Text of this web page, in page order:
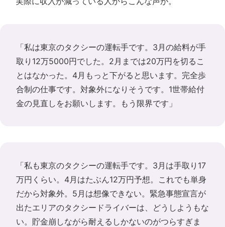
「私は東京のタクシーの運転手です。3月の給料が手
取り12万5000円でした。2月までは20万円を切るこ
とはなかった。4月もっと下がると思います。完全歩
合制の仕事です。対象外になりそうです。1世帯給付
金の見直しをお願いします。もう限界です」
「私も東京のタクシーの運転手です。3月は手取り17
万円くらい。4月はたぶん12万円予想。これでも単身
だから対象外。5月は想像できない。緊急事態宣言が
出たエリアのタクシードライバーは、どうしようもな
い。貯金崩しながら耐えるしかないのがつらすぎま